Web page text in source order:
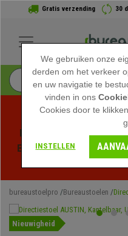
Gratis verzending 30
Profiteer van de
Exclusieve kortingen
bureaustoelpro Bureaustoelen
Nieuwigheid
We gebruiken onze
derden om het verkeer
en uw navigatie te
vinden in ons
Cookies door te
INSTELLEN